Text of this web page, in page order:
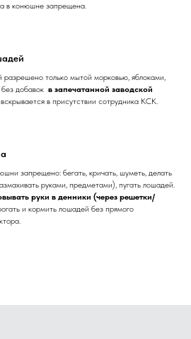
в конюшне запрещена.
только мытой морковью, яблоками,
добавок в запечатанной заводской
в присутствии сотрудника КСК.
запрещено: бегать, кричать, шуметь, делать
руками, предметами), пугать лошадей.
руки в денники (через решетки/
и кормить лошадей без прямого